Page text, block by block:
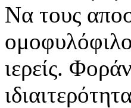
Να τους
ιερείς.